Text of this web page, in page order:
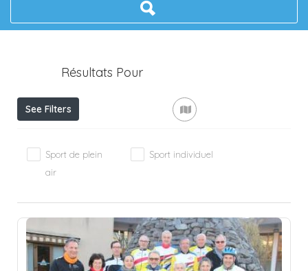
Résultats Pour
See Filters
Sport de plein
air
Sport individuel